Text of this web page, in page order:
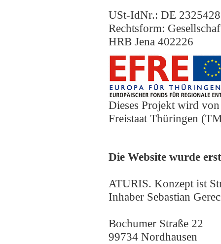
USt-IdNr.: DE
Rechtsform:
HRB Jena 402226
Dieses Projekt wird
Freistaat Thüringen
Die Website wurde
ATURIS. Konzept ist
Inhaber Sebastian
Bochumer Straße 22
99734 Nordhausen